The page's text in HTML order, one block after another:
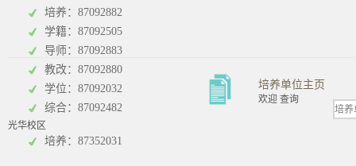
工商管理学院
培养：87092882
学籍：87092505
导师：87092883
教改：87092880
学位：87092032
综合：87092482
光华校区
培养：87352031
培养单位主页
欢迎 查询